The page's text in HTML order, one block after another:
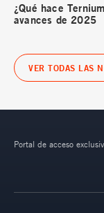
¿Qué hace
avances de 2025
VER TODAS LAS
Portal de acceso